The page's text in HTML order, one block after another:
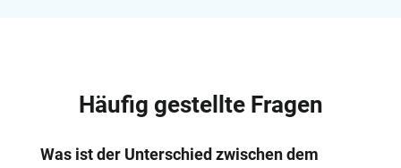
Häufig gestellte Fragen
Was ist der Unterschied zwischen dem